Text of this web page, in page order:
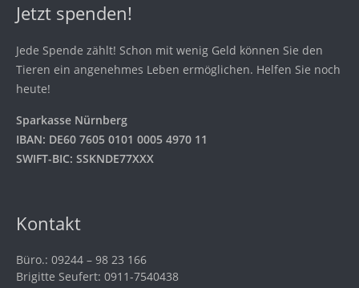
Jetzt spenden!
Jede Spende zählt! Schon mit wenig Geld können Sie den
Tieren ein angenehmes Leben ermöglichen. Helfen Sie noch
heute!
Sparkasse Nürnberg
IBAN: DE60 7605 0101 0005 4970 11
SWIFT-BIC: SSKNDE77XXX
Kontakt
Büro.: 09244 – 98 23 166
Brigitte Seufert: 0911-7540438